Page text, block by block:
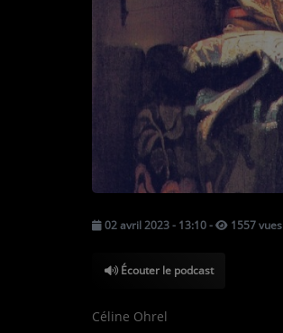
C'EST QUOI CETTE RADIO ?
LES ATELIERS PÉDAGOGIQUES
COMMUNIQUEZ SUR OUEST
02 avril 2023 - 13:10- 1557 vues
Écouter le podcast
Céline Ohrel